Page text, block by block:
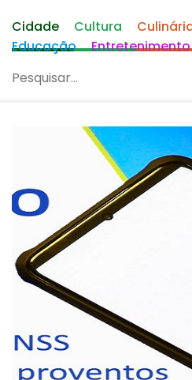
Cidade Cultura
Educação
Entretenimento